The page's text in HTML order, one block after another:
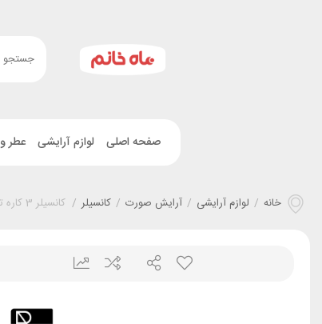
صفحه اصلی لوازم آرایشی عطر
خانه / لوازم آرایشی / آرایش صورت / کانسیلر / کانسیلر 3 کاره تاپ فیس